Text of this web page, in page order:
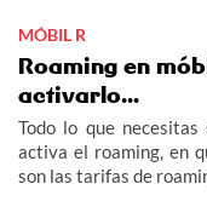
MÓBIL R
Roaming en
activarlo...
Todo lo que
activa el roaming, en
son las tarifas de